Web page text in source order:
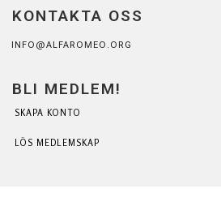
KONTAKTA OSS
INFO@ALFAROMEO.ORG
BLI MEDLEM!
SKAPA KONTO
LÖS MEDLEMSKAP